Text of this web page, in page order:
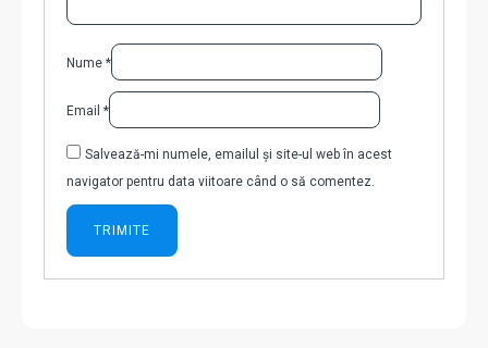
Nume *
Email *
Salvează-mi numele, emailul și site-ul web în acest
navigator pentru data viitoare când o să comentez.